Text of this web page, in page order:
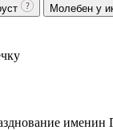
Молебен у
именин